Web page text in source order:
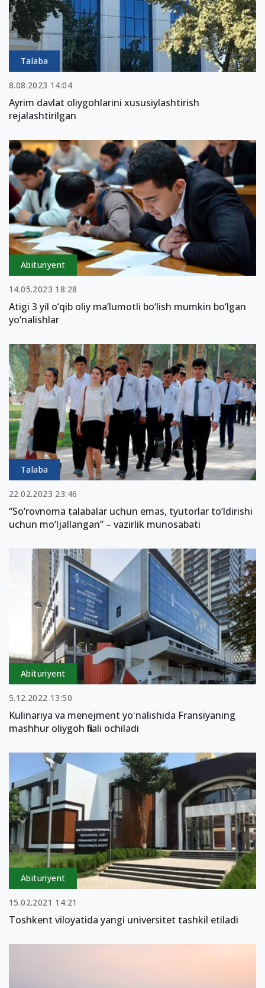
Talaba
8.08.2023 14:04
Ayrim davlat oliygohlarini xususiylashtirish
rejalashtirilgan
Abituriyent
14.05.2023 18:28
Atigi 3 yil o‘qib oliy ma’lumotli bo‘lish mumkin bo‘lgan
yo‘nalishlar
Talaba
22.02.2023 23:46
“So‘rovnoma talabalar uchun emas, tyutorlar to‘ldirishi
uchun mo‘ljallangan” – vazirlik munosabati
Abituriyent
5.12.2022 13:50
Kulinariya va menejment yoʻnalishida Fransiyaning
mashhur oliygoh filiali ochiladi
Abituriyent
15.02.2021 14:21
Toshkent viloyatida yangi universitet tashkil etiladi